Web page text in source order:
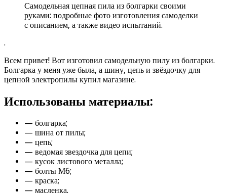
Самодельная цепная пила из болгарки своими
руками: подробные фото изготовления самоделки
с описанием, а также видео испытаний.
.
Всем привет! Вот изготовил самодельную пилу из болгарки.
Болгарка у меня уже была, а шину, цепь и звёздочку для
цепной электропилы купил магазине.
Использованы материалы:
— болгарка;
— шина от пилы;
— цепь;
— ведомая звездочка для цепи;
— кусок листового металла;
— болты М6;
— краска;
— масленка.